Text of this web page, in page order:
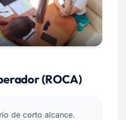
(ROCA)
de corto alcance.